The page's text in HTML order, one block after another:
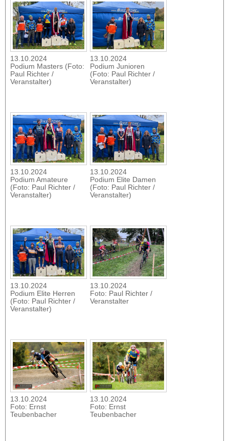
13.10.2024
Podium Masters (Foto:
Paul Richter /
Veranstalter)
13.10.2024
Podium Junioren
(Foto: Paul Richter /
Veranstalter)
13.10.2024
Podium Amateure
(Foto: Paul Richter /
Veranstalter)
13.10.2024
Podium Elite Damen
(Foto: Paul Richter /
Veranstalter)
13.10.2024
Podium Elite Herren
(Foto: Paul Richter /
Veranstalter)
13.10.2024
Foto: Paul Richter /
Veranstalter
13.10.2024
Foto: Ernst
Teubenbacher
13.10.2024
Foto: Ernst
Teubenbacher